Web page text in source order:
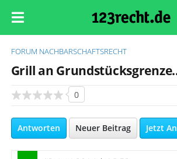
FORUM NACHBARSCHAFTSRECHT
Grill an
0
Antworten Neuer Beitrag Jetzt